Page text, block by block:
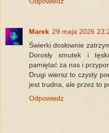
Marek 29 maja 2026
Świerki dosłownie
Dorosły smutek i
pamiętać za nas i
Drugi wiersz to czysty
jest trudna, ale przez to
Odpowiedz